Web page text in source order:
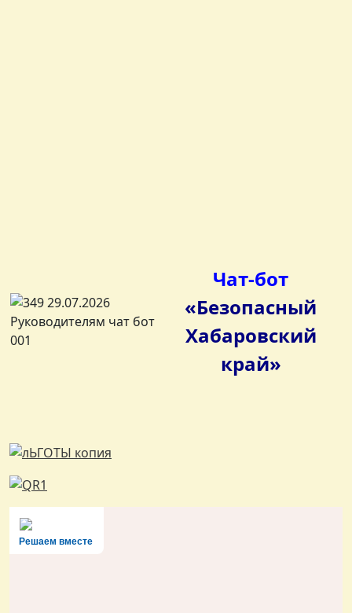
Чат-бот
«Безопасный
Хабаровский
край»
Решаем вместе